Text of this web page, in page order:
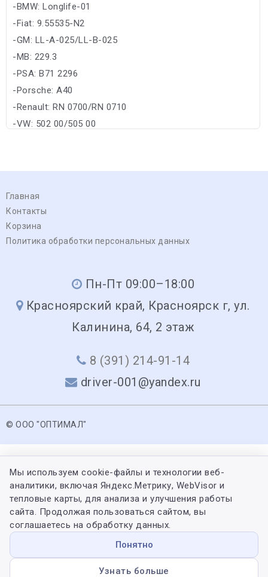
-BMW: Longlife-01
-Fiat: 9.55535-N2
-GM: LL-A-025/LL-B-025
-MB: 229.3
-PSA: B71 2296
-Porsche: A40
-Renault: RN 0700/RN 0710
-VW: 502 00/505 00
Главная
Контакты
Корзина
Политика обработки персональных данных
Пн-Пт 09:00–18:00
Красноярский край, Красноярск г, ул.
Калинина, 64, 2 этаж
8 (391) 214-91-14
driver-001@yandex.ru
© ООО "ОПТИМАЛ"
Мы используем cookie-файлы и технологии веб-
аналитики, включая Яндекс.Метрику, WebVisor и
тепловые карты, для анализа и улучшения работы
сайта. Продолжая пользоваться сайтом, вы
соглашаетесь на обработку данных.
Понятно
Узнать больше